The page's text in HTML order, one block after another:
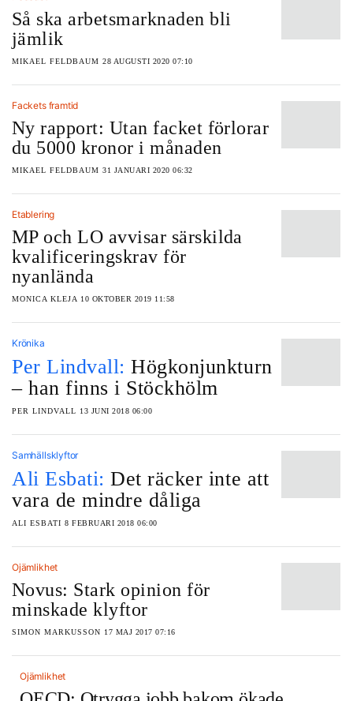
Så ska arbetsmarknaden bli
jämlik
MIKAEL FELDBAUM 28 AUGUSTI 2020 07:10
Fackets framtid
Ny rapport: Utan facket förlorar
du 5000 kronor i månaden
MIKAEL FELDBAUM 31 JANUARI 2020 06:32
Etablering
MP och LO avvisar särskilda
kvalificeringskrav för
nyanlända
MONICA KLEJA 10 OKTOBER 2019 11:58
Krönika
Per Lindvall: Högkonjunkturn
‒ han finns i Stöckhölm
PER LINDVALL 13 JUNI 2018 06:00
Samhällsklyftor
Ali Esbati: Det räcker inte att
vara de mindre dåliga
ALI ESBATI 8 FEBRUARI 2018 06:00
Ojämlikhet
Novus: Stark opinion för
minskade klyftor
SIMON MARKUSSON 17 MAJ 2017 07:16
Ojämlikhet